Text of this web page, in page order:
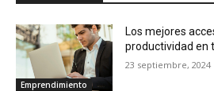
Emprendimiento
Los mejores
productividad en
23 septiembre, 2024